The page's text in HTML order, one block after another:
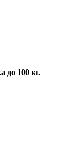
до 100 кг.